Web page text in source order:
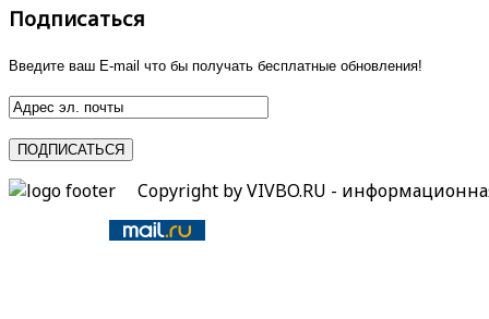
Подписаться
Введите ваш E-mail что бы получать бесплатные обновления!
Copyright by VIVBO.RU -